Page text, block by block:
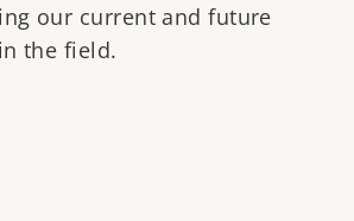
our current and future
the field.